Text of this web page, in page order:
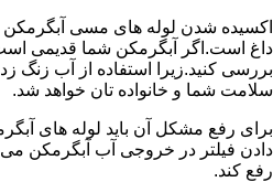
اکسیده شدن لوله های مسی
داغ است.اگر آبگرمکن شما قدیمی
بررسی کنید.زیرا استفاده از آب زنگ
سلامت شما و خانواده تان خواهد شد.
برای رفع مشکل آن باید لوله های
دادن فیلتر در خروجی آب آبگرمکن
رفع کند.